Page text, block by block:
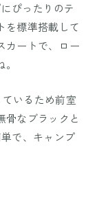
ぴったりのテ
を標準搭載して
カートで、ロー
いるため前室
なブラックと
で、キャンプ